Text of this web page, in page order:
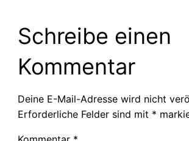
Schreibe einen
Kommentar
Deine E-Mail-Adresse wird nicht
Erforderliche Felder sind mit *